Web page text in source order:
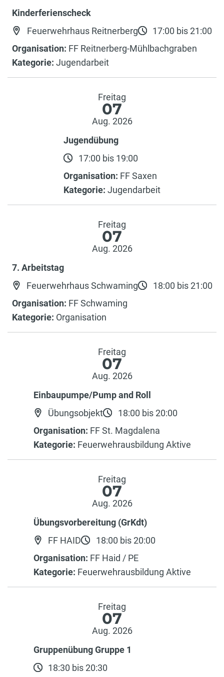
Kinderferienscheck
Feuerwehrhaus Reitnerberg
17:00 bis 21:00
Organisation: FF Reitnerberg-Mühlbachgraben
Kategorie: Jugendarbeit
Freitag
07
Aug. 2026
Jugendübung
17:00 bis 19:00
Organisation: FF Saxen
Kategorie: Jugendarbeit
Freitag
07
Aug. 2026
7. Arbeitstag
Feuerwehrhaus Schwaming
18:00 bis 21:00
Organisation: FF Schwaming
Kategorie: Organisation
Freitag
07
Aug. 2026
Einbaupumpe/Pump and Roll
Übungsobjekt
18:00 bis 20:00
Organisation: FF St. Magdalena
Kategorie: Feuerwehrausbildung Aktive
Freitag
07
Aug. 2026
Übungsvorbereitung (GrKdt)
FF HAID
18:00 bis 20:00
Organisation: FF Haid / PE
Kategorie: Feuerwehrausbildung Aktive
Freitag
07
Aug. 2026
Gruppenübung Gruppe 1
18:30 bis 20:30